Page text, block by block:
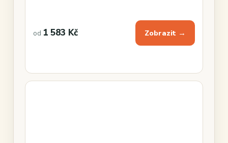
od 1 583 Kč Zobrazit →